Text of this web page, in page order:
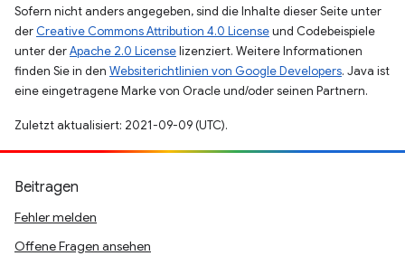
Sofern nicht anders angegeben, sind die Inhalte dieser Seite unter
der Creative Commons Attribution 4.0 Licenseund Codebeispiele
unter derApache 2.0 Licenselizenziert. Weitere Informationen
finden Sie in den Websiterichtlinien von Google Developers. Java ist
eine eingetragene Marke von Oracle und/oder seinen Partnern.
Zuletzt aktualisiert: 2021-09-09 (UTC).
Beitragen
Fehler melden
Offene Fragen ansehen